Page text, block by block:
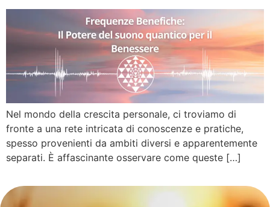
Nel mondo della crescita personale, ci troviamo di
fronte a una rete intricata di conoscenze e pratiche,
spesso provenienti da ambiti diversi e apparentemente
separati. È affascinante osservare come queste […]